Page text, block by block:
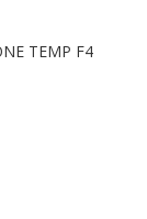
TEMP F4